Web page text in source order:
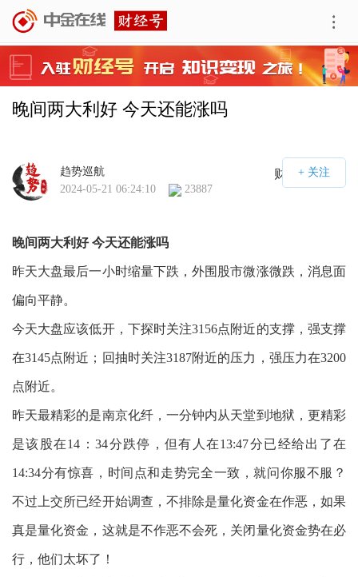
晚间两大利好 今天还能涨吗
财经号APP
趋势巡航
2024-05-21 06:24:10
23887
晚间两大利好 今天还能涨吗
昨天大盘最后一小时缩量下跌，外围股市微涨微跌，消息面
偏向平静。
今天大盘应该低开，下探时关注3156点附近的支撑，强支撑
在3145点附近；回抽时关注3187附近的压力，强压力在3200
点附近。
昨天最精彩的是南京化纤，一分钟内从天堂到地狱，更精彩
是该股在14：34分跌停，但有人在13:47分已经给出了在
14:34分有惊喜，时间点和走势完全一致，就问你服不服？
不过上交所已经开始调查，不排除是量化资金在作恶，如果
真是量化资金，这就是不作恶不会死，关闭量化资金势在必
行，他们太坏了！